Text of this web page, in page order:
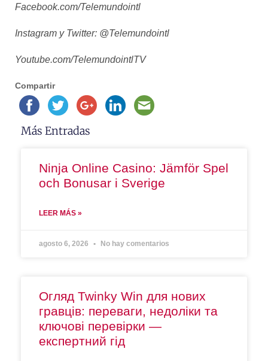
Facebook.com/Telemundointl
Instagram y Twitter: @Telemundointl
Youtube.com/TelemundointlTV
Compartir
Más Entradas
Ninja Online Casino: Jämför Spel
och Bonusar i Sverige
LEER MÁS »
agosto 6, 2026 No hay comentarios
Огляд Twinky Win для нових
гравців: переваги, недоліки та
ключові перевірки —
експертний гід